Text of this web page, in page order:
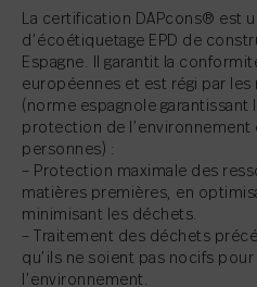
La certification DAPcons® est
d’écoétiquetage EPD de
Espagne. Il garantit la
européennes et est régi par les
(norme espagnole garantissant
protection de l’environnement
personnes) :
– Protection maximale des
matières premières, en
minimisant les déchets.
– Traitement des déchets
qu’ils ne soient pas nocifs pour
l’environnement.